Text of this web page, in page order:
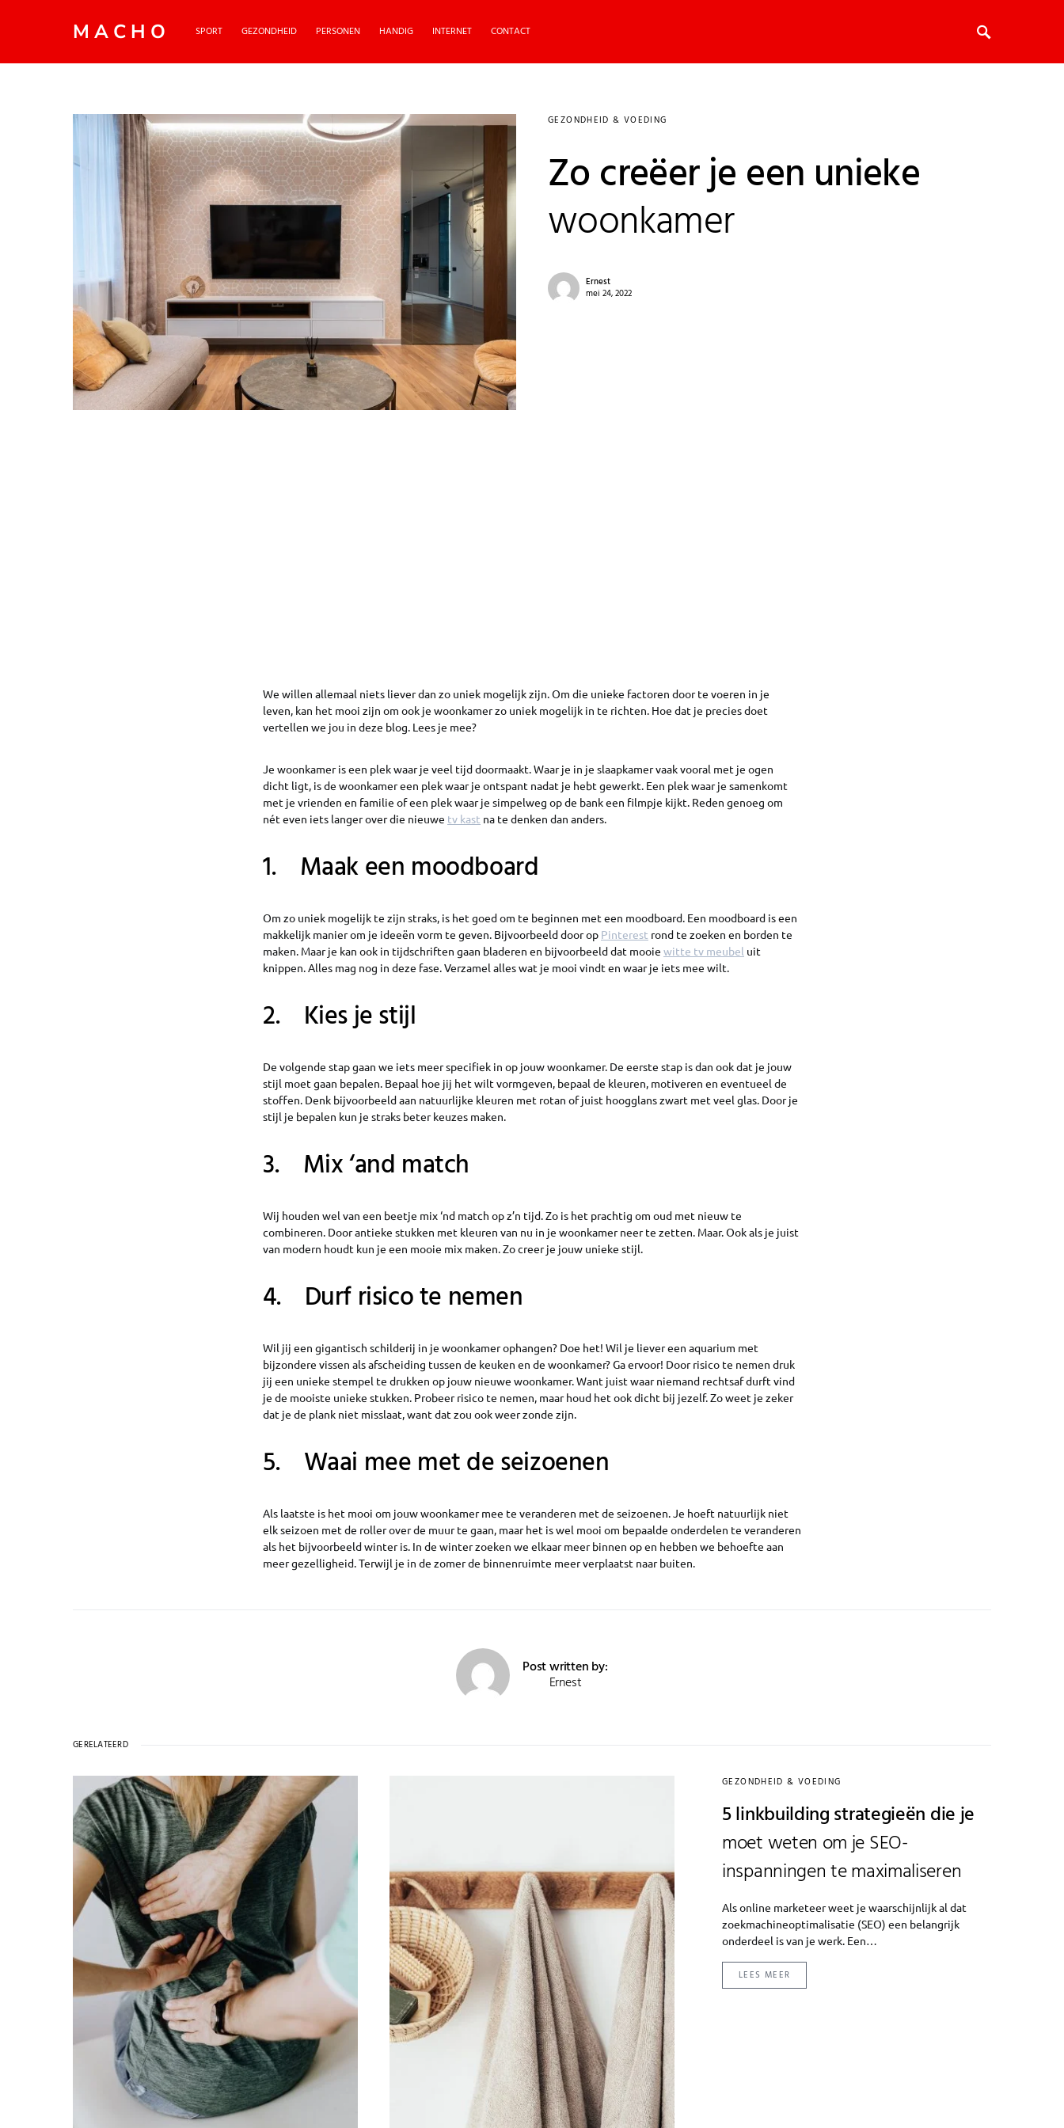
MACHO SPORT GEZONDHEID PERSONEN HANDIG INTERNET CONTACT
GEZONDHEID & VOEDING
Zo creëer je een unieke
woonkamer
Ernest
mei 24, 2022
We willen allemaal niets liever dan zo uniek mogelijk zijn. Om die unieke factoren door te voeren in je
leven, kan het mooi zijn om ook je woonkamer zo uniek mogelijk in te richten. Hoe dat je precies doet
vertellen we jou in deze blog. Lees je mee?
Je woonkamer is een plek waar je veel tijd doormaakt. Waar je in je slaapkamer vaak vooral met je ogen
dicht ligt, is de woonkamer een plek waar je ontspant nadat je hebt gewerkt. Een plek waar je samenkomt
met je vrienden en familie of een plek waar je simpelweg op de bank een filmpje kijkt. Reden genoeg om
nét even iets langer over die nieuwe tv kast na te denken dan anders.
1. Maak een moodboard
Om zo uniek mogelijk te zijn straks, is het goed om te beginnen met een moodboard. Een moodboard is een
makkelijk manier om je ideeën vorm te geven. Bijvoorbeeld door op Pinterest rond te zoeken en borden te
maken. Maar je kan ook in tijdschriften gaan bladeren en bijvoorbeeld dat mooie witte tv meubel uit
knippen. Alles mag nog in deze fase. Verzamel alles wat je mooi vindt en waar je iets mee wilt.
2. Kies je stijl
De volgende stap gaan we iets meer specifiek in op jouw woonkamer. De eerste stap is dan ook dat je jouw
stijl moet gaan bepalen. Bepaal hoe jij het wilt vormgeven, bepaal de kleuren, motiveren en eventueel de
stoffen. Denk bijvoorbeeld aan natuurlijke kleuren met rotan of juist hoogglans zwart met veel glas. Door je
stijl je bepalen kun je straks beter keuzes maken.
3. Mix ‘and match
Wij houden wel van een beetje mix ‘nd match op z’n tijd. Zo is het prachtig om oud met nieuw te
combineren. Door antieke stukken met kleuren van nu in je woonkamer neer te zetten. Maar. Ook als je juist
van modern houdt kun je een mooie mix maken. Zo creer je jouw unieke stijl.
4. Durf risico te nemen
Wil jij een gigantisch schilderij in je woonkamer ophangen? Doe het! Wil je liever een aquarium met
bijzondere vissen als afscheiding tussen de keuken en de woonkamer? Ga ervoor! Door risico te nemen druk
jij een unieke stempel te drukken op jouw nieuwe woonkamer. Want juist waar niemand rechtsaf durft vind
je de mooiste unieke stukken. Probeer risico te nemen, maar houd het ook dicht bij jezelf. Zo weet je zeker
dat je de plank niet misslaat, want dat zou ook weer zonde zijn.
5. Waai mee met de seizoenen
Als laatste is het mooi om jouw woonkamer mee te veranderen met de seizoenen. Je hoeft natuurlijk niet
elk seizoen met de roller over de muur te gaan, maar het is wel mooi om bepaalde onderdelen te veranderen
als het bijvoorbeeld winter is. In de winter zoeken we elkaar meer binnen op en hebben we behoefte aan
meer gezelligheid. Terwijl je in de zomer de binnenruimte meer verplaatst naar buiten.
Post written by:
Ernest
GERELATEERD
GEZONDHEID & VOEDING
5 linkbuilding strategieën die je
moet weten om je SEO-
inspanningen te maximaliseren
Als online marketeer weet je waarschijnlijk al dat
zoekmachineoptimalisatie (SEO) een belangrijk
onderdeel is van je werk. Een…
LEES MEER